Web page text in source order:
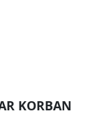
KORBAN